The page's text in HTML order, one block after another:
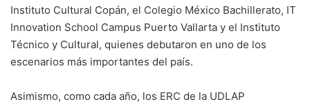
Instituto Cultural Copán, el Colegio México Bachillerato, IT
Innovation School Campus Puerto Vallarta y el Instituto
Técnico y Cultural, quienes debutaron en uno de los
escenarios más importantes del país.
Asimismo, como cada año, los ERC de la UDLAP